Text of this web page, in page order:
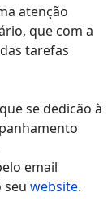
atenção
que com a
tarefas
se dedicão à
email
seu website.